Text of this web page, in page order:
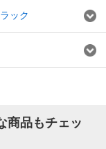
ック
商品もチェッ